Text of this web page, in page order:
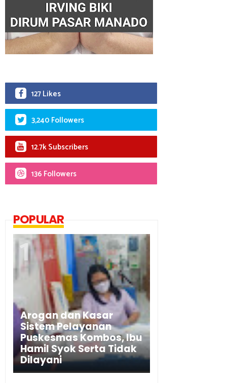
127 Likes
3,240 Followers
12.7k Subscribers
136 Followers
POPULAR
Arogan dan Kasar
Sistem Pelayanan
Puskesmas Kombos, Ibu
Hamil Syok Serta Tidak
Dilayani